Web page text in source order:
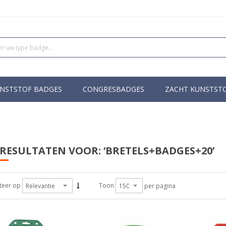
BADGES CONGRESBADGES ZACHT
VOOR: ‘BRETELS+BADGES+20’
op Toon per pagina